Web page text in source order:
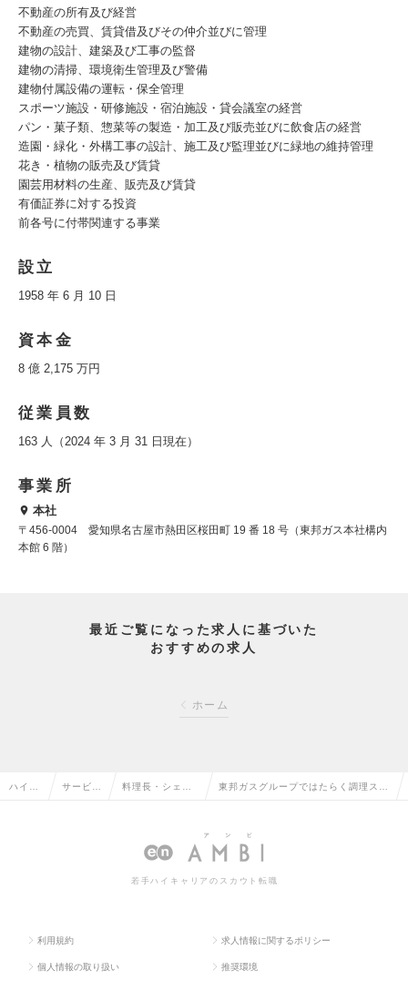
不動産の所有及び経営
不動産の売買、賃貸借及びその仲介並びに管理
建物の設計、建築及び工事の監督
建物の清掃、環境衛生管理及び警備
建物付属設備の運転・保全管理
スポーツ施設・研修施設・宿泊施設・貸会議室の経営
パン・菓子類、惣菜等の製造・加工及び販売並びに飲食店の経営
造園・緑化・外構工事の設計、施工及び監理並びに緑地の維持管理
花き・植物の販売及び賃貸
園芸用材料の生産、販売及び賃貸
有価証券に対する投資
前各号に付帯関連する事業
設立
1958 年 6 月 10 日
資本金
8 億 2,175 万円
従業員数
163 人（2024 年 3 月 31 日現在）
事業所
本社
〒456-0004 愛知県名古屋市熱田区桜田町 19 番 18 号（東邦ガス本社構内
本館 6 階）
最近ご覧になった求人に基づいた
おすすめの求人
ホーム
ハイク サービ 料理長・シェ
ニュー開発の転
東邦ガスグループではたらく調理スタ
20：00～20：30の求人情報
若手ハイキャリアのスカウト転職
利用規約 求人情報に関するポリシー
個人情報の取り扱い 推奨環境